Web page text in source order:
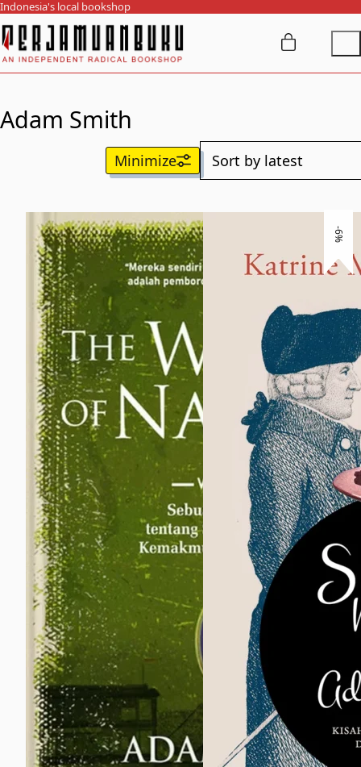
Indonesia's local bookshop
Adam Smith
-6%